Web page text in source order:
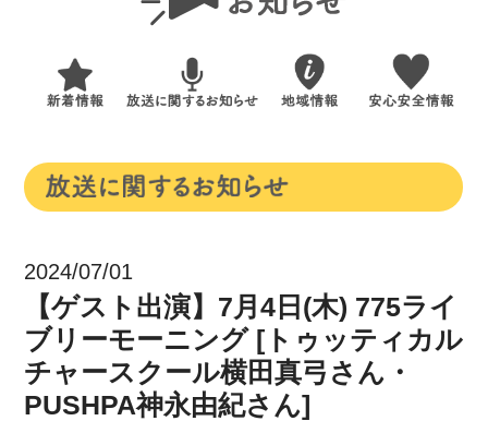
2024/07/01
【ゲスト出演】7月4日(木) 775ライ
ブリーモーニング [トゥッティカル
チャースクール横田真弓さん・
PUSHPA神永由紀さん]